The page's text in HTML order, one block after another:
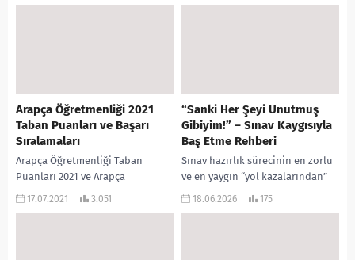
Arapça Öğretmenliği 2021
Taban Puanları ve Başarı
Sıralamaları
Arapça Öğretmenliği Taban
Puanları 2021 ve Arapça
Öğretmenliği Başarı Sıralamaları
17.07.2021 3.051
“Sanki Her Şeyi Unutmuş
Gibiyim!” – Sınav Kaygısıyla
Baş Etme Rehberi
Sınav hazırlık sürecinin en zorlu
ve en yaygın “yol kazalarından”
biri, zihinsel bir boşluk
18.06.2026 175